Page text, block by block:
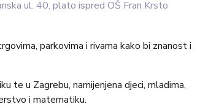
ul. 40, plato ispred OŠ Fran Krsto
parkovima i rivama kako bi znanost i
te u Zagrebu, namijenjena djeci, mladima,
i matematiku.